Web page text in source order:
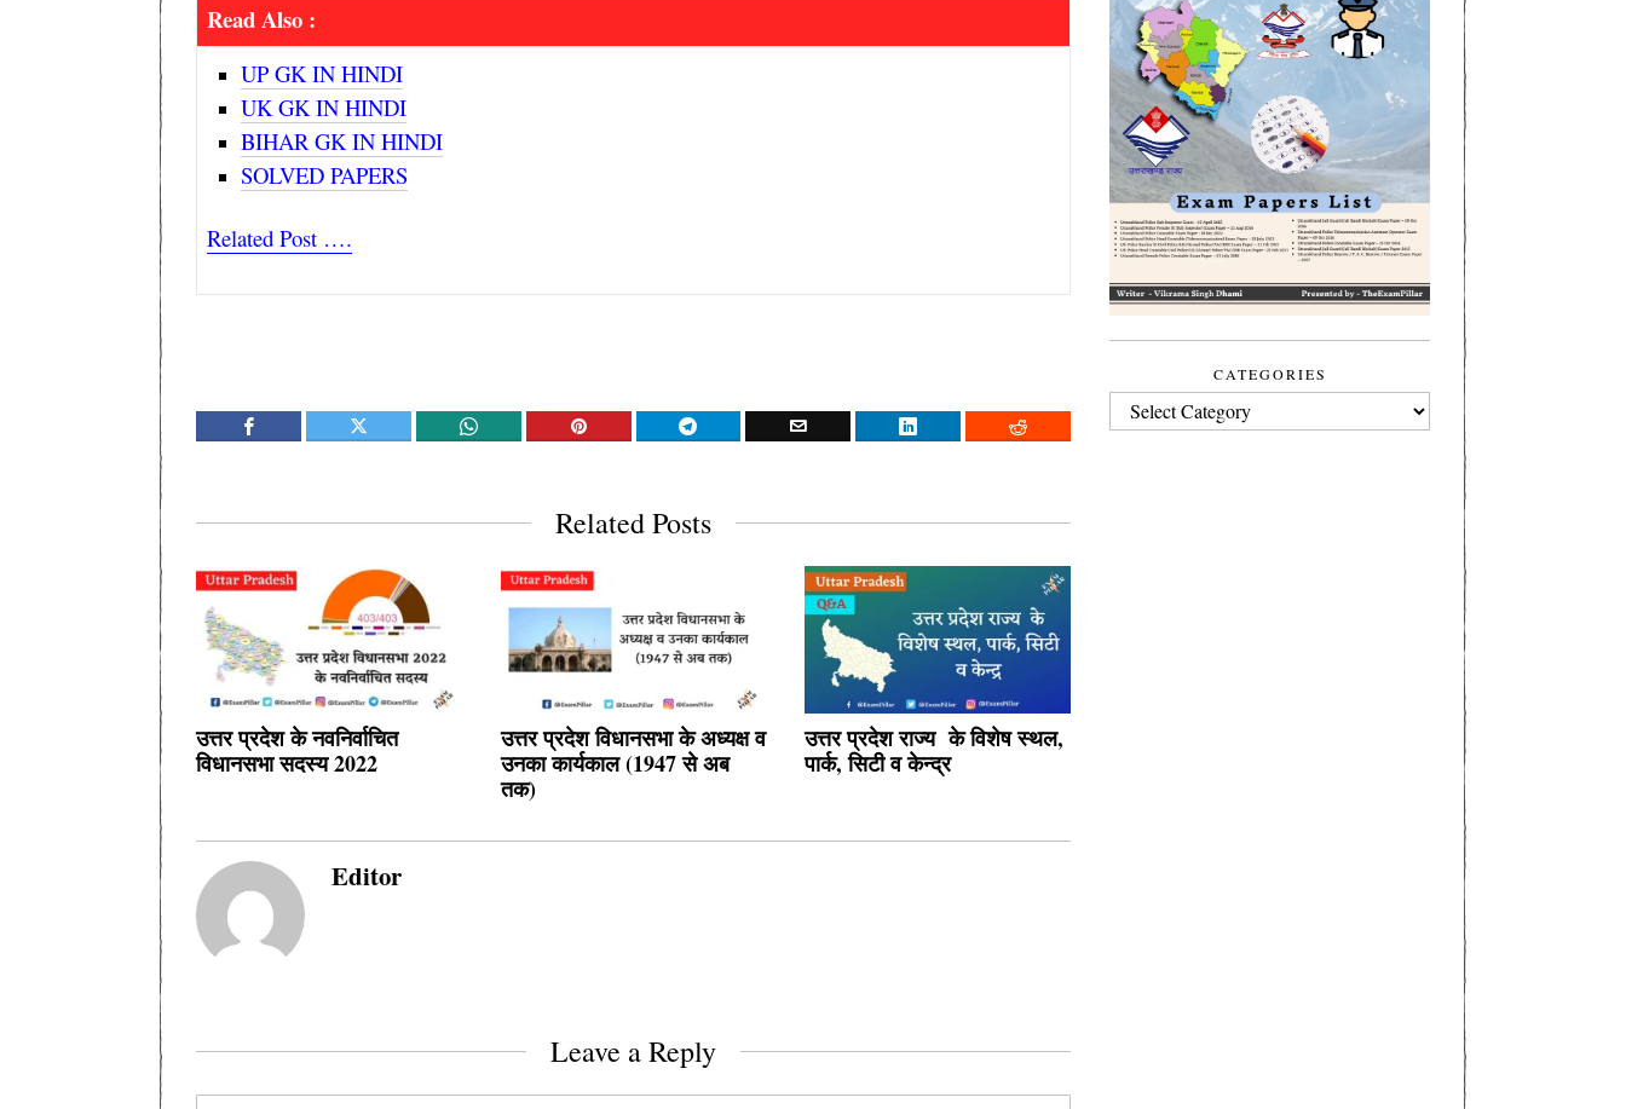
Read Also :
UP GK IN HINDI
UK GK IN HINDI
BIHAR GK IN HINDI
SOLVED PAPERS
Related Post ….
Related Posts
उत्तर प्रदेश के नवनिर्वाचित
विधानसभा सदस्य 2022
उत्तर प्रदेश विधानसभा के अध्यक्ष व
उनका कार्यकाल (1947 से अब
तक)
उत्तर प्रदेश राज्य के विशेष स्थल,
पार्क, सिटी व केन्द्र
Editor
Leave a Reply
CATEGORIES
CATEGORIES